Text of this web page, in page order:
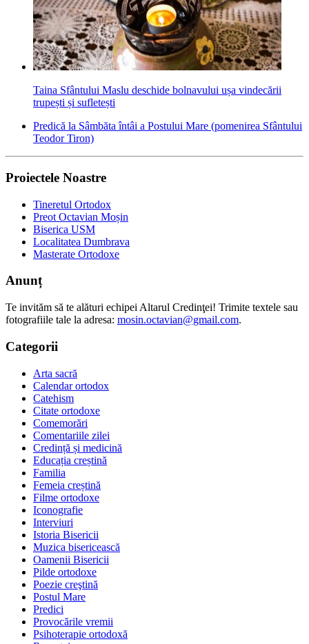
Taina Sfântului Maslu deschide bolnavului ușa vindecării
trupești și sufletești
Predică la Sâmbăta întâi a Postului Mare (pomenirea Sfântului
Teodor Tiron)
Proiectele Noastre
Tineretul Ortodox
Preot Octavian Moșin
Biserica USM
Localitatea Dumbrava
Masterate Ortodoxe
Anunț
Te invităm să te alături echipei Altarul Credinţei! Trimite textele sau
fotografiile tale la adresa: mosin.octavian@gmail.com.
Categorii
Arta sacră
Calendar ortodox
Catehism
Citate ortodoxe
Comemorări
Comentariile zilei
Credință și medicină
Educația creștină
Familia
Femeia creștină
Filme ortodoxe
Iconografie
Interviuri
Istoria Bisericii
Muzica bisericească
Oamenii Bisericii
Pilde ortodoxe
Poezie creştină
Postul Mare
Predici
Provocările vremii
Psihoterapie ortodoxă